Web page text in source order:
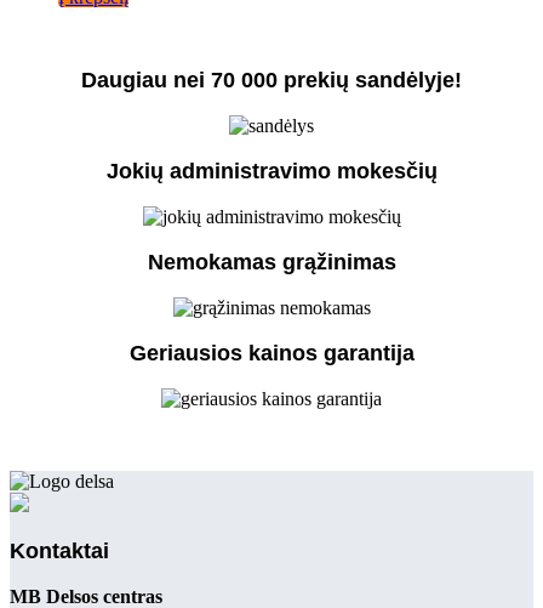
Daugiau nei 70 000 prekių sandėlyje!
Jokių administravimo mokesčių
Nemokamas grąžinimas
Geriausios kainos garantija
Kontaktai
MB Delsos centras